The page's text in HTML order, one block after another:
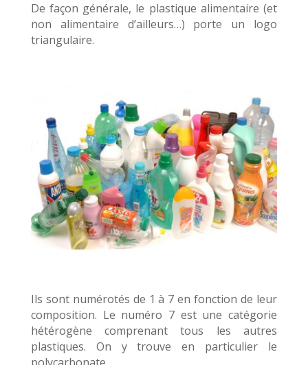
De façon générale, le plastique alimentaire (et
non alimentaire d’ailleurs…) porte un logo
triangulaire.
Ils sont numérotés de 1 à 7 en fonction de leur
composition. Le numéro 7 est une catégorie
hétérogène comprenant tous les autres
plastiques. On y trouve en particulier le